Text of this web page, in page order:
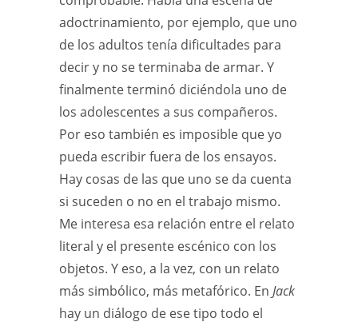
adoctrinamiento, por ejemplo, que uno
de los adultos tenía dificultades para
decir y no se terminaba de armar. Y
finalmente terminó diciéndola uno de
los adolescentes a sus compañeros.
Por eso también es imposible que yo
pueda escribir fuera de los ensayos.
Hay cosas de las que uno se da cuenta
si suceden o no en el trabajo mismo.
Me interesa esa relación entre el relato
literal y el presente escénico con los
objetos. Y eso, a la vez, con un relato
más simbólico, más metafórico. En Jack
hay un diálogo de ese tipo todo el